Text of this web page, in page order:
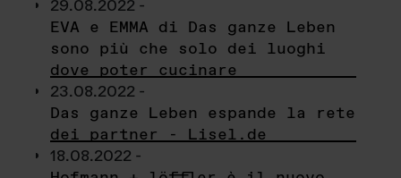
29.08.2022 -
EVA e EMMA di Das ganze Leben
sono più che solo dei luoghi
dove poter cucinare
23.08.2022 -
Das ganze Leben espande la rete
dei partner - Lisel.de
18.08.2022 -